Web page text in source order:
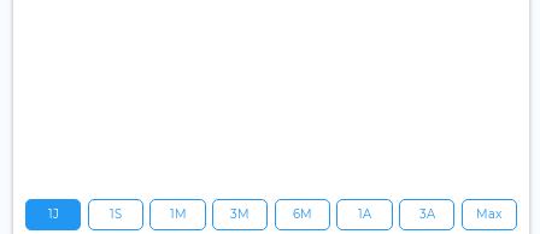
1J 1S 1M 3M 6M 1A 3A Max